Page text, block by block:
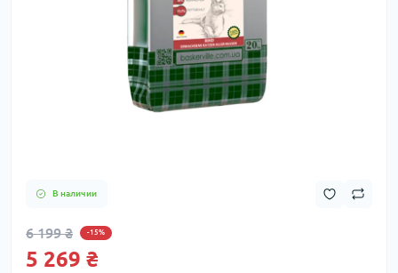
В наличии
6 199 ₴ -15%
5 269 ₴